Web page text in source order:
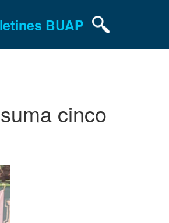
BUAP
cinco